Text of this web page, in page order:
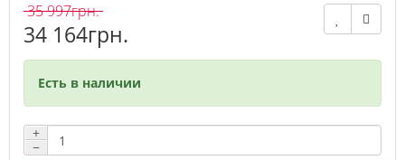
35 997грн.
34 164грн.
Есть в наличии
+
−